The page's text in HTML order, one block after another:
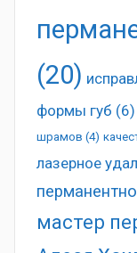
(20)
формы губ (6)
шрамов (4)
лазерное
мастер